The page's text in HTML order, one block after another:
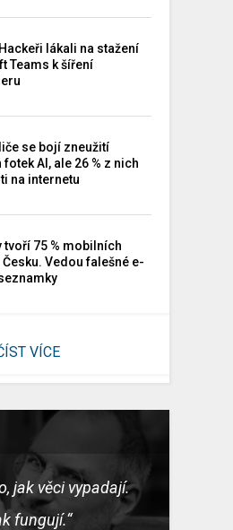
lákali na stažení
Teams k šíření
se bojí zneužití
AI, ale 26 % z nich
na internetu
tvoří 75 % mobilních
Vedou falešné e-
VÍCE
jak věci vypadají.
fungují.“